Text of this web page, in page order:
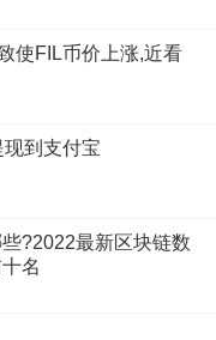
使FIL币价上涨,近看
到支付宝
?2022最新区块链数
名